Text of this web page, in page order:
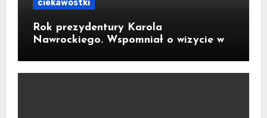
ciekawostki
Rok prezydentury Karola
Nawrockiego. Wspomniał o wizycie w
Krzemień